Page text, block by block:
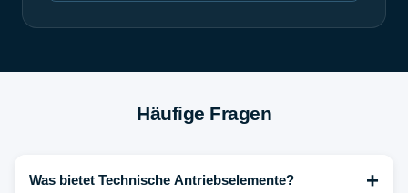
Häufige Fragen
Was bietet Technische Antriebselemente? +